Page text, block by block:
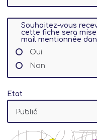
Souhaitez-vous
cette fiche sera
mail mentionnée
Oui
Non
Etat